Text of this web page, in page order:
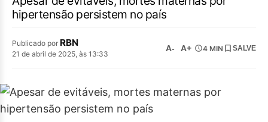
hipertensão persistem no país
Publicado por RBN
21 de abril de 2025, às 13:33
A- A+ 4 MIN SALVE